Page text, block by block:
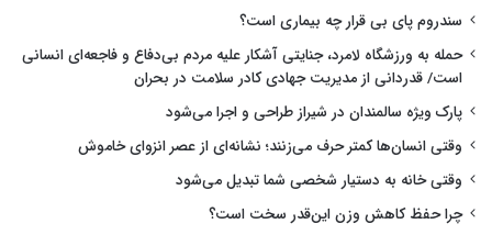
سندروم پای بی قرار چه بیماری است؟
حمله به ورزشگاه لامرد، جنایتی آشکار علیه مردم بی‌دفاع و فاجعه‌ای انسانی
است/ قدردانی از مدیریت جهادی کادر سلامت در بحران
پارک ویژه سالمندان در شیراز طراحی و اجرا می‌شود
وقتی انسان‌ها کمتر حرف می‌زنند؛ نشانه‌ای از عصر انزوای خاموش
وقتی خانه به دستیار شخصی شما تبدیل می‌شود
چرا حفظ کاهش وزن این‌قدر سخت است؟